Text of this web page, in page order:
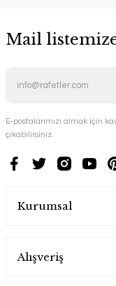
Mail
E-postalarımızı almak için
çıkabilirsiniz.
Kurumsal
Alışveriş